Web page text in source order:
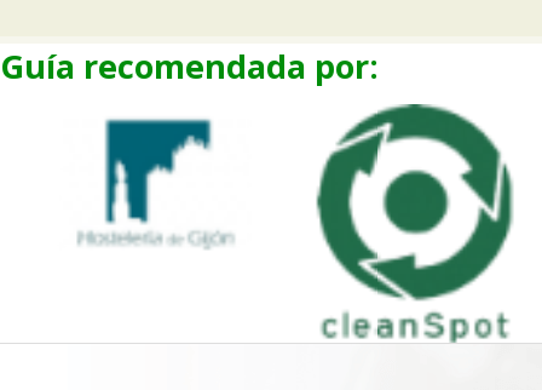
Guía recomendada por: